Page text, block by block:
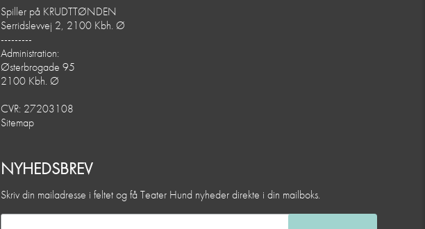
Spiller på KRUDTTØNDEN
Serridslevvej 2, 2100 Kbh. Ø
---------
Administration:
Østerbrogade 95
2100 Kbh. Ø
CVR: 27203108
Sitemap
NYHEDSBREV
Skriv din mailadresse i feltet og få Teater Hund nyheder direkte i din mailboks.